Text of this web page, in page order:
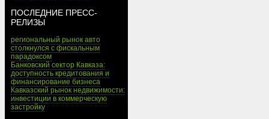
ПОСЛЕДНИЕ ПРЕСС-
РЕЛИЗЫ
региональный рынок авто
столкнулся с фискальным
парадоксом
Банковский сектор Кавказа:
доступность кредитования и
финансирование бизнеса
Кавказский рынок недвижимости:
инвестиции в коммерческую
застройку